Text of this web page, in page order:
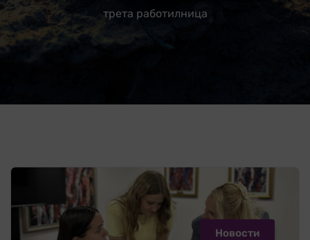
трета работилница
Новости